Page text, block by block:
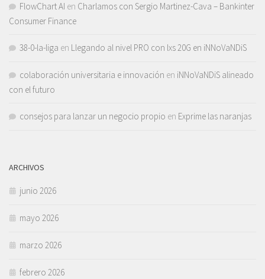
FlowChart AI en Charlamos con Sergio Martinez-Cava – Bankinter
Consumer Finance
38-0-la-liga en Llegando al nivel PRO con lxs 20G en iNNoVaNDiS
colaboración universitaria e innovación en iNNoVaNDiS alineado
con el futuro
consejos para lanzar un negocio propio en Exprime las naranjas
ARCHIVOS
junio 2026
mayo 2026
marzo 2026
febrero 2026